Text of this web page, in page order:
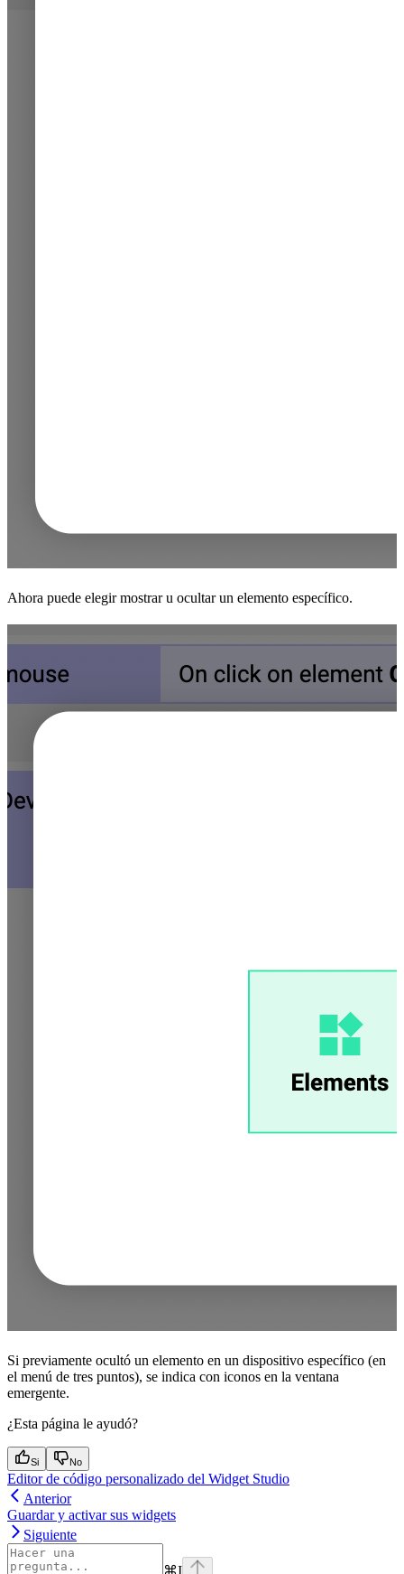
Ahora puede elegir mostrar u ocultar un elemento específico.
Si previamente ocultó un elemento en un dispositivo específico (en
el menú de tres puntos), se indica con iconos en la ventana
emergente.
¿Esta página le ayudó?
Si No
Editor de código personalizado del Widget Studio
Anterior
Guardar y activar sus widgets
Siguiente